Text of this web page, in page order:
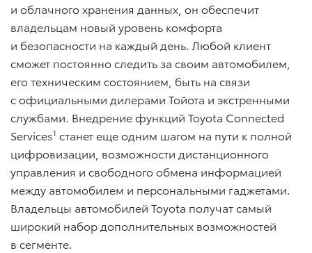
и облачного хранения данных, он обеспечит
владельцам новый уровень комфорта
и безопасности на каждый день. Любой клиент
сможет постоянно следить за своим автомобилем,
его техническим состоянием, быть на связи
с официальными дилерами Тойота и экстренными
службами. Внедрение функций Toyota Connected
Services1 станет еще одним шагом на пути к полной
цифровизации, возможности дистанционного
управления и свободного обмена информацией
между автомобилем и персональными гаджетами.
Владельцы автомобилей Toyota получат самый
широкий набор дополнительных возможностей
в сегменте.